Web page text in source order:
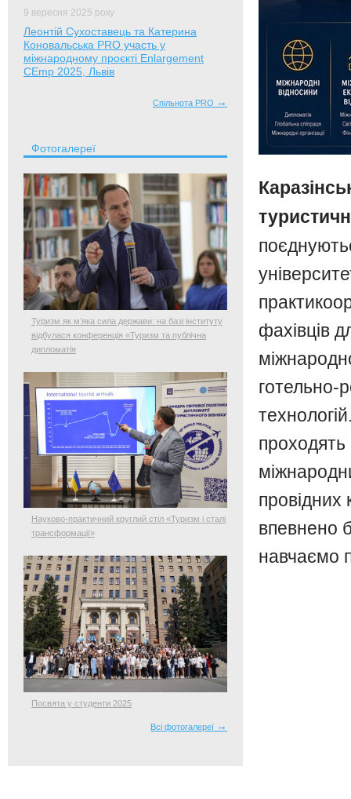
фахівців
готельно-
провідних
впевнено
навчаємо
9 вересня 2025 року
Леонтій Сухоставець та Катерина
Коновальська PRO участь у
міжнародному проєкті Enlargement
CEmp 2025, Львів
Спільнота PRO →
Фотогалереї
Туризм як м’яка сила держави: на базі інституту
відбулася конференція «Туризм та публічна
дипломатія
Науково-практичний круглий стіл «Туризм і сталі
трансформації»
Посвята у студенти 2025
Всі фотогалереї →